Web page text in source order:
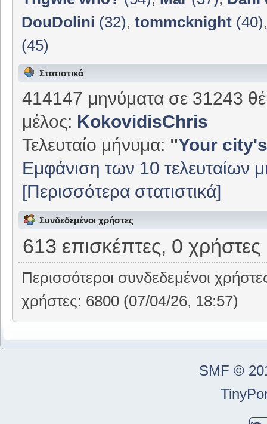
DouDolini (32),tommcknight (40)
(45)
Στατιστικά
414147 μηνύματα σε 31243
μέλος: KokovidisChris
Τελευταίο μήνυμα: "Your
Εμφάνιση των 10 τελευταίων
[Περισσότερα στατιστικά]
Συνδεδεμένοι χρήστες
613 επισκέπτες, 0 χρήστες
Περισσότεροι συνδεδεμένοι
χρήστες: 6800 (07/04/26, 18:57)
SMF ©